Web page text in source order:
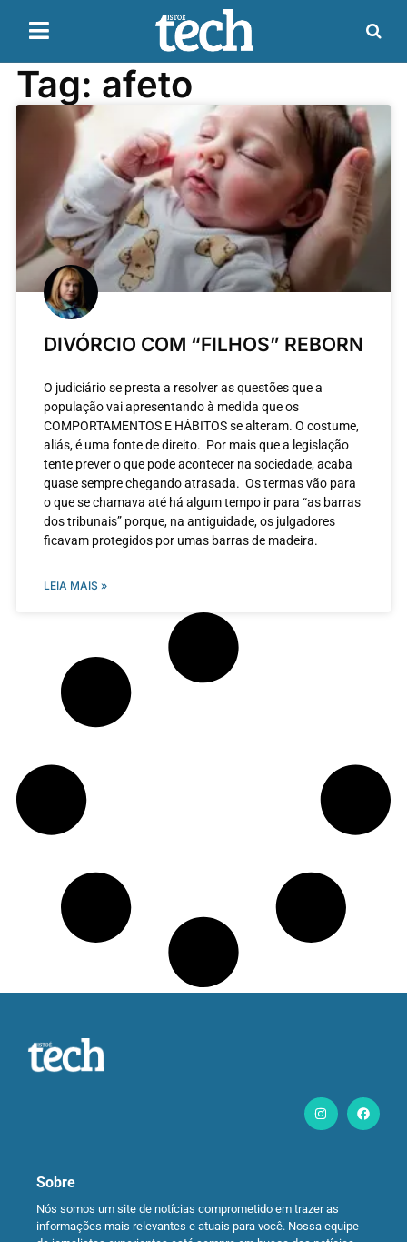
Tag: afeto
DIVÓRCIO COM “FILHOS” REBORN
O judiciário se presta a resolver as questões que a
população vai apresentando à medida que os
COMPORTAMENTOS E HÁBITOS se alteram. O costume,
aliás, é uma fonte de direito. Por mais que a legislação
tente prever o que pode acontecer na sociedade, acaba
quase sempre chegando atrasada. Os termas vão para
o que se chamava até há algum tempo ir para “as barras
dos tribunais” porque, na antiguidade, os julgadores
ficavam protegidos por umas barras de madeira.
LEIA MAIS »
Sobre
Nós somos um site de notícias comprometido em trazer as
informações mais relevantes e atuais para você. Nossa equipe